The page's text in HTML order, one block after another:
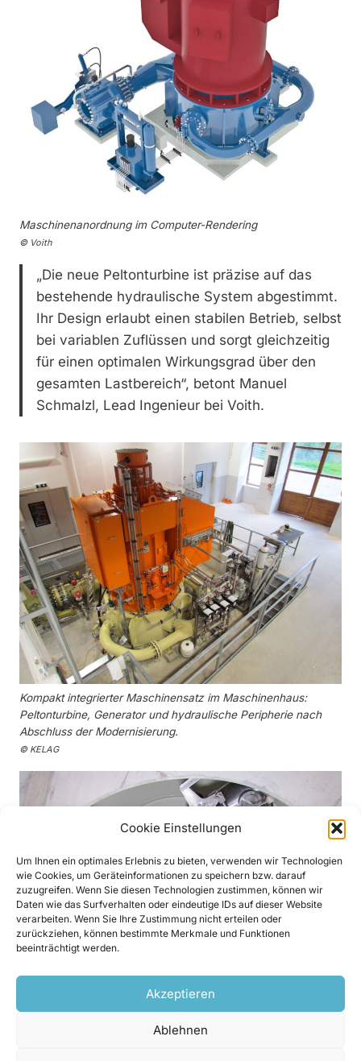
Cookie Einstellungen
Um Ihnen ein optimales Erlebnis zu bieten, verwenden wir Technologien
wie Cookies, um Geräteinformationen zu speichern bzw. darauf
zuzugreifen. Wenn Sie diesen Technologien zustimmen, können wir
Daten wie das Surfverhalten oder eindeutige IDs auf dieser Website
verarbeiten. Wenn Sie Ihre Zustimmung nicht erteilen oder
zurückziehen, können bestimmte Merkmale und Funktionen
beeinträchtigt werden.
Akzeptieren
Ablehnen
Maschinenanordnung im Computer-Rendering
© Voith
„Die neue Peltonturbine ist präzise auf das
bestehende hydraulische System abgestimmt.
Ihr Design erlaubt einen stabilen Betrieb, selbst
bei variablen Zuflüssen und sorgt gleichzeitig
für einen optimalen Wirkungsgrad über den
gesamten Lastbereich“, betont Manuel
Schmalzl, Lead Ingenieur bei Voith.
Kompakt integrierter Maschinensatz im Maschinenhaus:
Peltonturbine, Generator und hydraulische Peripherie nach
Abschluss der Modernisierung.
© KELAG
Das neue Pelton-Laufrad mit Vierdüsen-Anordnung während